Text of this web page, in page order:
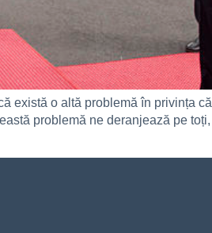
o altă problemă în privința
problemă ne deranjează pe